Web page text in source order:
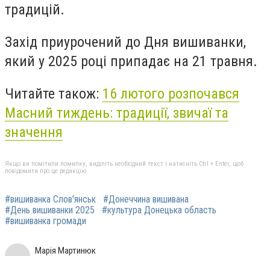
традицій.
Захід приурочений до Дня вишиванки,
який у 2025 році припадає на 21 травня.
Читайте також: 16 лютого розпочався
Масний тиждень: традиції, звичаї та
значення
Якщо ви помітили помилку, виділіть необхідний текст і натисніть Ctrl + Enter, щоб
повідомити про це редакцію
#вишиванка Слов'янськ
#Донеччина вишивана
#День вишиванки 2025
#культура Донецька область
#вишиванка громади
Марія Мартинюк